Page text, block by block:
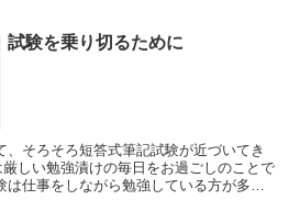
試験を乗り切るために
そろそろ短答式筆記試験が近づいてき
しい勉強漬けの毎日をお過ごしのことで
は仕事をしながら勉強している方が多い